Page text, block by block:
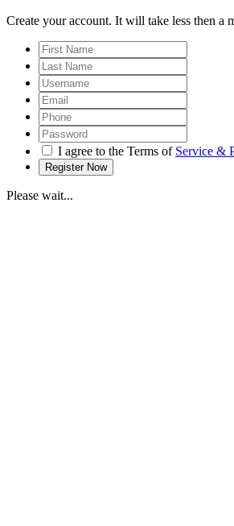
Create your account. It will take less then a
I agree to the Terms of Service &
Please wait...